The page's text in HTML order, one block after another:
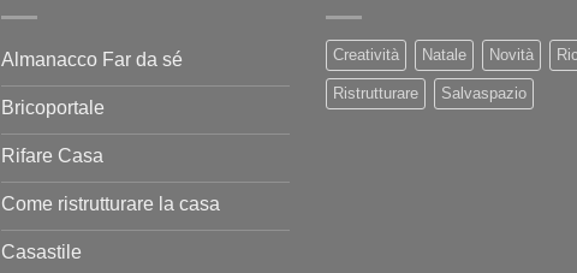
Almanacco Far da sé
Bricoportale
Rifare Casa
Come ristrutturare la casa
Casastile
Creatività Natale Novità
Ristrutturare Salvaspazio